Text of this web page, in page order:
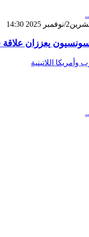
يعززان
وأمريكا اللاتينية